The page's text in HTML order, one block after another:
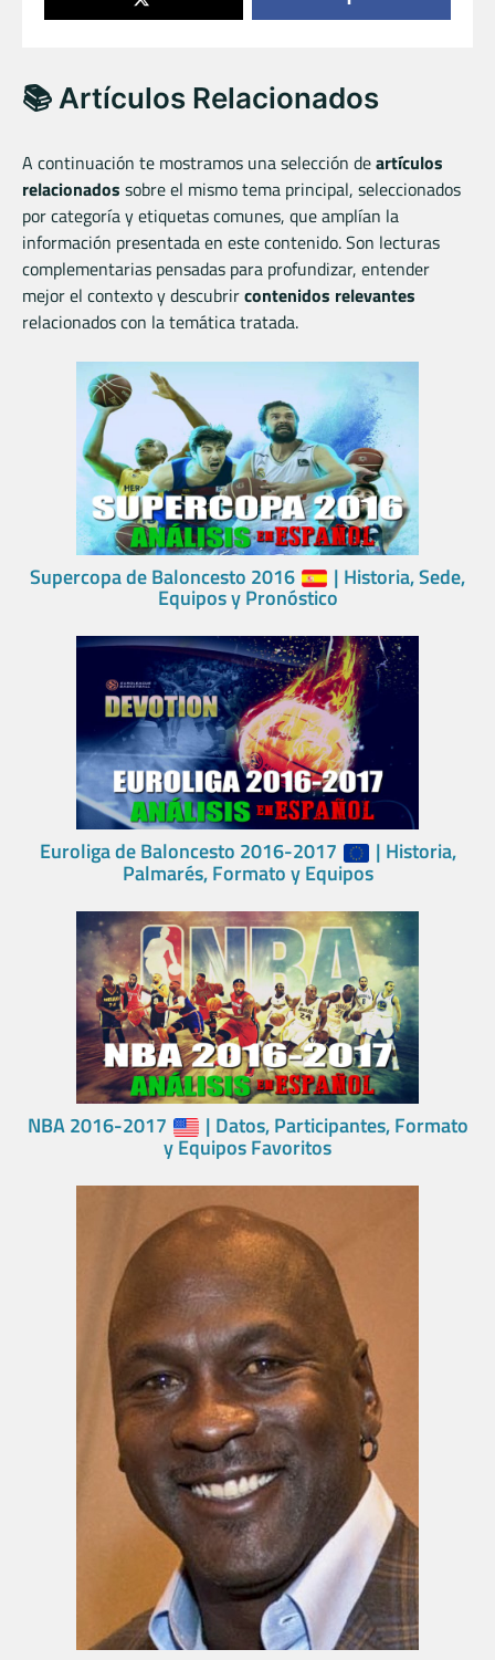
📚 Artículos Relacionados
A continuación te mostramos una selección deartículos
relacionados sobre el mismo tema principal, seleccionados
por categoría y etiquetas comunes, que amplían la
información presentada en este contenido. Son lecturas
complementarias pensadas para profundizar, entender
mejor el contexto y descubrircontenidos relevantes
relacionados con la temática tratada.
Supercopa de Baloncesto 2016 | Historia, Sede,
Equipos y Pronóstico
Euroliga de Baloncesto 2016-2017 | Historia,
Palmarés, Formato y Equipos
NBA 2016-2017 | Datos, Participantes, Formato
y Equipos Favoritos